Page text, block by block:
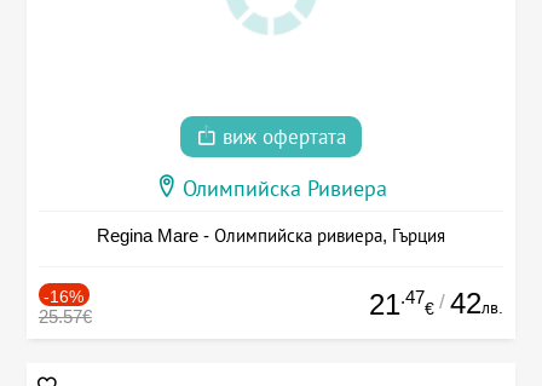
виж офертата
Олимпийска Ривиера
Regina Mare - Олимпийска ривиера, Гърция
-16%
25.57€ 21.47
€ / 42лв.